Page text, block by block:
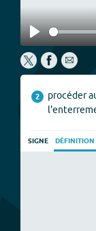
Play
2
procéder
SIGNE DÉFINITION